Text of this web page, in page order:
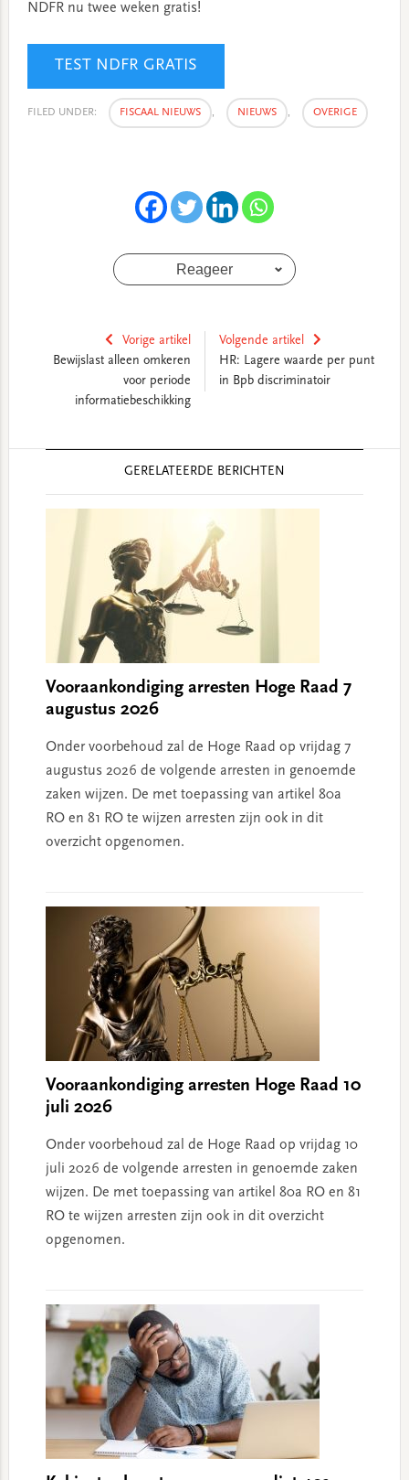
NDFR nu twee weken gratis!
TEST NDFR GRATIS
FILED UNDER: FISCAAL NIEUWS , NIEUWS , OVERIGE
Reageer
Vorige artikel
Bewijslast alleen omkeren
voor periode
informatiebeschikking
Volgende artikel
HR: Lagere waarde per punt
in Bpb discriminatoir
GERELATEERDE BERICHTEN
Vooraankondiging arresten Hoge Raad 7
augustus 2026
Onder voorbehoud zal de Hoge Raad op vrijdag 7
augustus 2026 de volgende arresten in genoemde
zaken wijzen. De met toepassing van artikel 80a
RO en 81 RO te wijzen arresten zijn ook in dit
overzicht opgenomen.
Vooraankondiging arresten Hoge Raad 10
juli 2026
Onder voorbehoud zal de Hoge Raad op vrijdag 10
juli 2026 de volgende arresten in genoemde zaken
wijzen. De met toepassing van artikel 80a RO en 81
RO te wijzen arresten zijn ook in dit overzicht
opgenomen.